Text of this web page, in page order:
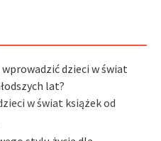
dzieci w świat
lat?
w świat książek od